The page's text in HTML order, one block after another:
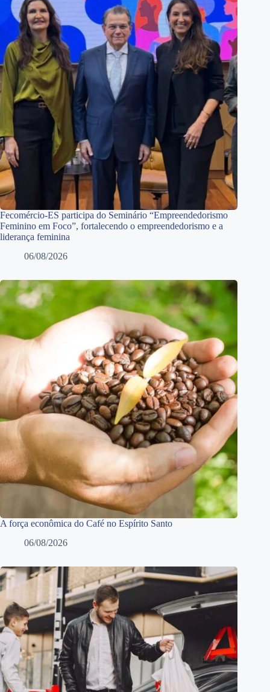
Fecomércio-ES participa do Seminário “Empreendedorismo
Feminino em Foco”, fortalecendo o empreendedorismo e a
liderança feminina
06/08/2026
A força econômica do Café no Espírito Santo
06/08/2026